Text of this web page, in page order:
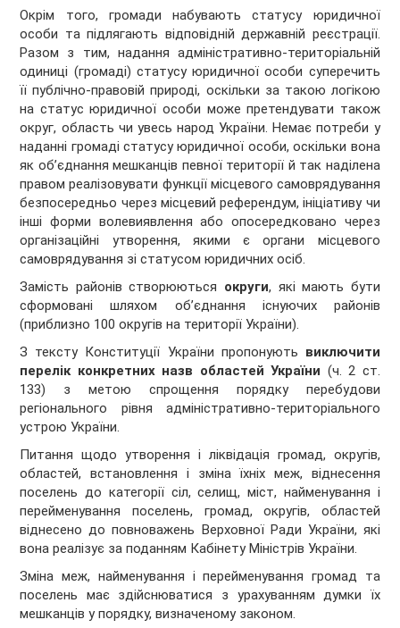
Окрім того, громади набувають статусу юридичної
особи та підлягають відповідній державній реєстрації.
Разом з тим, надання адміністративно-територіальній
одиниці (громаді) статусу юридичної особи суперечить
її публічно-правовій природі, оскільки за такою логікою
на статус юридичної особи може претендувати також
округ, область чи увесь народ України. Немає потреби у
наданні громаді статусу юридичної особи, оскільки вона
як об’єднання мешканців певної території й так наділена
правом реалізовувати функції місцевого самоврядування
безпосередньо через місцевий референдум, ініціативу чи
інші форми волевиявлення або опосередковано через
організаційні утворення, якими є органи місцевого
самоврядування зі статусом юридичних осіб.
Замість районів створюються округи, які мають бути
сформовані шляхом об’єднання існуючих районів
(приблизно 100 округів на території України).
З тексту Конституції України пропонують виключити
перелік конкретних назв областей України (ч. 2 ст.
133) з метою спрощення порядку перебудови
регіонального рівня адміністративно-територіального
устрою України.
Питання щодо утворення і ліквідація громад, округів,
областей, встановлення і зміна їхніх меж, віднесення
поселень до категорії сіл, селищ, міст, найменування і
перейменування поселень, громад, округів, областей
віднесено до повноважень Верховної Ради України, які
вона реалізує за поданням Кабінету Міністрів України.
Зміна меж, найменування і перейменування громад та
поселень має здійснюватися з урахуванням думки їх
мешканців у порядку, визначеному законом.